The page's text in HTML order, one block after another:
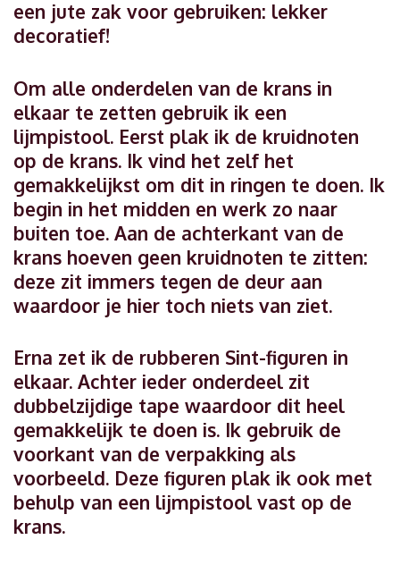
een jute zak voor gebruiken: lekker
decoratief!
Om alle onderdelen van de krans in
elkaar te zetten gebruik ik een
lijmpistool. Eerst plak ik de kruidnoten
op de krans. Ik vind het zelf het
gemakkelijkst om dit in ringen te doen. Ik
begin in het midden en werk zo naar
buiten toe. Aan de achterkant van de
krans hoeven geen kruidnoten te zitten:
deze zit immers tegen de deur aan
waardoor je hier toch niets van ziet.
Erna zet ik de rubberen Sint-figuren in
elkaar. Achter ieder onderdeel zit
dubbelzijdige tape waardoor dit heel
gemakkelijk te doen is. Ik gebruik de
voorkant van de verpakking als
voorbeeld. Deze figuren plak ik ook met
behulp van een lijmpistool vast op de
krans.